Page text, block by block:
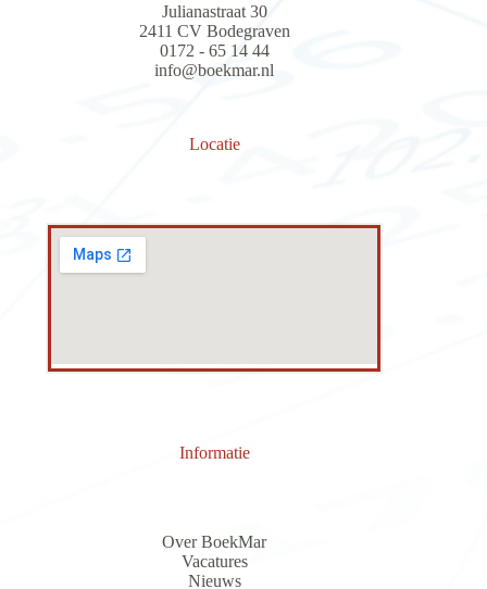
Julianastraat 30
2411 CV Bodegraven
0172 - 65 14 44
info@boekmar.nl
Locatie
Informatie
Over BoekMar
Vacatures
Nieuws